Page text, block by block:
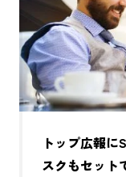
トップ広報に
スクもセット